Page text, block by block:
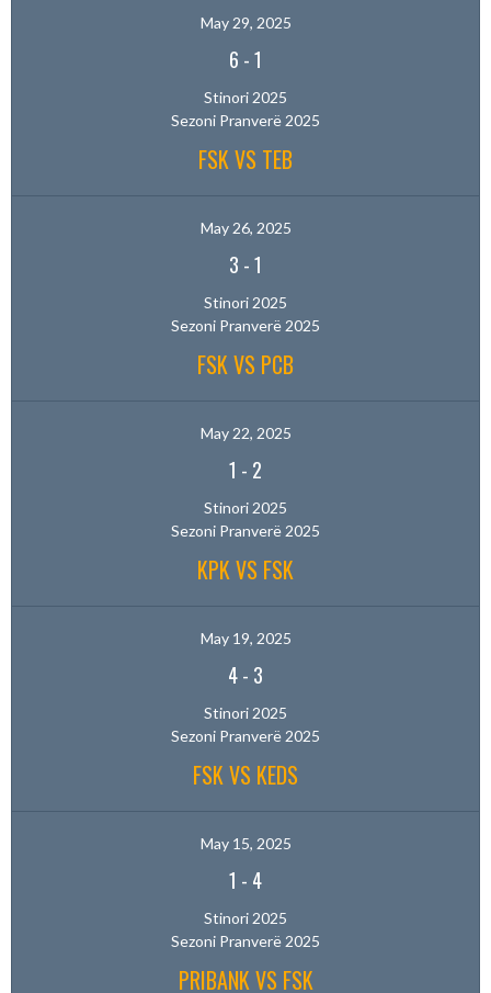
May 29, 2025
6 -1
Stinori 2025
Sezoni Pranverë 2025
FSK VS TEB
May 26, 2025
3 -1
Stinori 2025
Sezoni Pranverë 2025
FSK VS PCB
May 22, 2025
1 - 2
Stinori 2025
Sezoni Pranverë 2025
KPK VS FSK
May 19, 2025
4- 3
Stinori 2025
Sezoni Pranverë 2025
FSK VS KEDS
May 15, 2025
1 - 4
Stinori 2025
Sezoni Pranverë 2025
PRIBANK VS FSK